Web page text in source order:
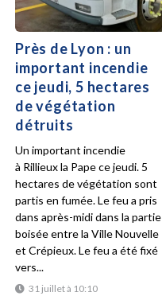
Près de Lyon : un
important incendie
ce jeudi, 5 hectares
de végétation
détruits
31 juillet à 10:10
Un important incendie
à Rillieux la Pape ce jeudi. 5
hectares de végétation sont
partis en fumée. Le feu a pris
dans après-midi dans la partie
boisée entre la Ville Nouvelle
et Crépieux. Le feu a été fixé
vers...